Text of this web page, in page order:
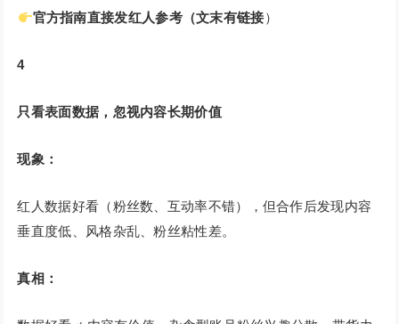
官方指南直接发红人参考（文末有链接）
4
只看表面数据，忽视内容长期价值
现象：
红人数据好看（粉丝数、互动率不错），但合作后发现内容
垂直度低、风格杂乱、粉丝粘性差。
真相：